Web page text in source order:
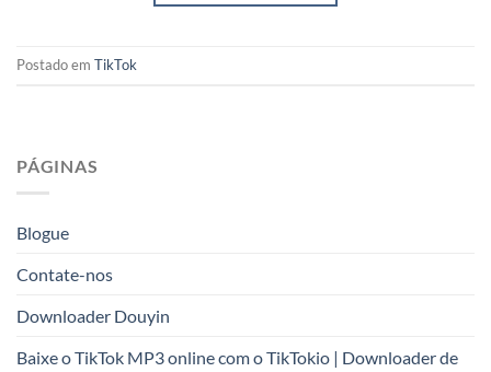
Postado em TikTok
PÁGINAS
Blogue
Contate-nos
Downloader Douyin
Baixe o TikTok MP3 online com o TikTokio | Downloader de